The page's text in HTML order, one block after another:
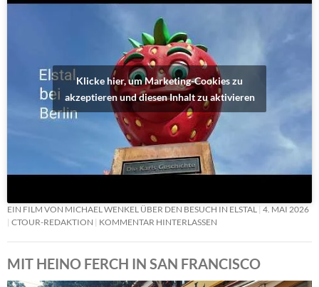
Klicke hier, um Marketing-Cookies zu
akzeptieren und diesen Inhalt zu aktivieren
EIN FILM VON MICHAEL WENKEL ÜBER DEN BESUCH IN ELSTAL
4. MAI 2026
CTOUR-REDAKTION
KOMMENTAR HINTERLASSEN
MIT HEINO FERCH IN SAN FRANCISCO